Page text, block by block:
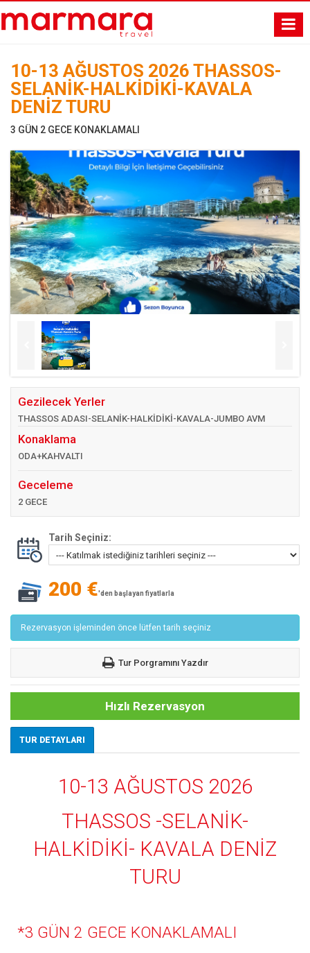
10-13 AĞUSTOS 2026 THASSOS-
SELANİK-HALKİDİKİ-KAVALA
DENİZ TURU
3 GÜN 2 GECE KONAKLAMALI
Gezilecek Yerler
THASSOS ADASI-SELANİK-HALKİDİKİ-KAVALA-JUMBO AVM
Konaklama
ODA+KAHVALTI
Geceleme
2 GECE
Tarih Seçiniz:
200 €'den başlayan fiyatlarla
Rezervasyon işleminden önce lütfen tarih seçiniz
Tur Porgramını Yazdır
Hızlı Rezervasyon
TUR DETAYLARI
10-13 AĞUSTOS 2026
THASSOS -SELANİK-
HALKİDİKİ- KAVALA DENİZ
TURU
*3 GÜN 2 GECE KONAKLAMALI